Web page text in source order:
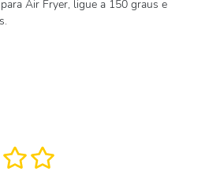
Air Fryer, ligue a 150 graus e